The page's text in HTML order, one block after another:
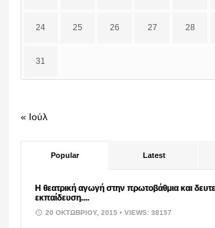
24 25 26 27 28
31
« Ιούλ
Popular Latest
Η θεατρική αγωγή στην πρωτοβάθμια και
εκπαίδευση....
20 ΟΚΤΩΒΡΊΟΥ, 2015• VIEWS: 38157